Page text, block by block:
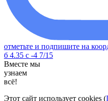
отметьте и подпишите на
б 4.35 с -4 7/15
Вместе мы
узнаем
всё!
Этот сайт использует cookies (